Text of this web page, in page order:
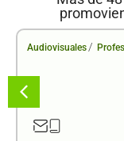
Audiovisuales /